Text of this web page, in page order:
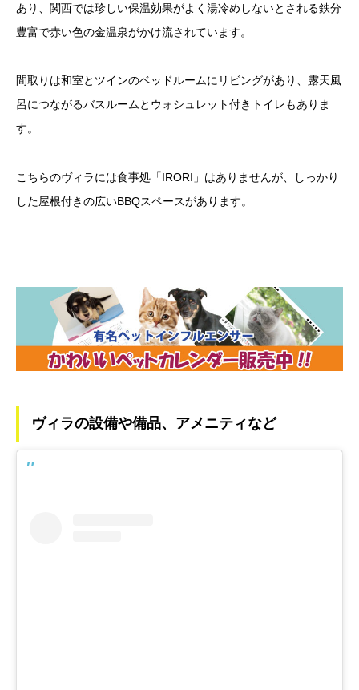
あり、関西では珍しい保温効果がよく湯冷めしないとされる鉄分
豊富で赤い色の金温泉がかけ流されています。
間取りは和室とツインのベッドルームにリビングがあり、露天風
呂につながるバスルームとウォシュレット付きトイレもありま
す。
こちらのヴィラには食事処「IRORI」はありませんが、しっかり
した屋根付きの広いBBQスペースがあります。
ヴィラの設備や備品、アメニティなど